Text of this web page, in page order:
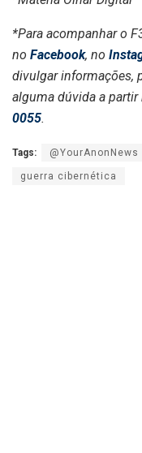
*Para acompanhar o
no Facebook, no
divulgar informações,
alguma dúvida a partir
0055.
Tags: @YourAnonNews
guerra cibernética